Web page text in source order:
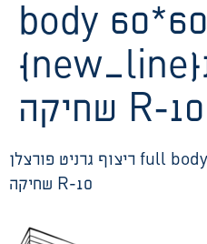
body 60*60
{new_line}דרגת
שחיקה R-10
ריצוף גרניט פורצלן full body 60*60 {new_line}דרגת
שחיקה R-10